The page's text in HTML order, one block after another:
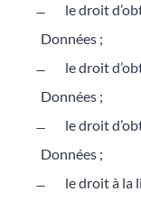
le droit
Données ;
le droit
Données ;
le droit
Données ;
le droit à la